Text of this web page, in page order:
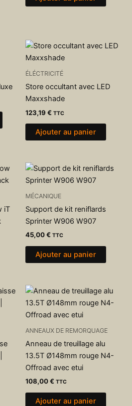
options
peuvent
sur
la
produit
ÉLÉCTRICITÉ
Store occultant avec LED
Maxxshade
123,19 € TTC
Ajouter au panier
iT
MÉCANIQUE
Support de kit reniflards
Sprinter W906 W907
45,00€ TTC
Ajouter au panier
ANNEAUX DE REMORQUAGE
Anneau de treuillage alu
13.5T Ø148mm rouge N4-
Offroad avec etui
108,00€ TTC
Ajouter au panier